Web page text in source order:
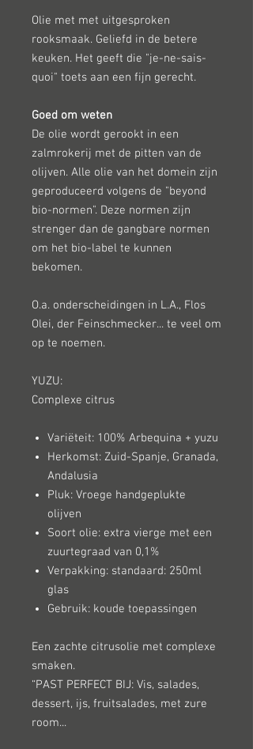
Olie met met uitgesproken
rooksmaak. Geliefd in de betere
keuken. Het geeft die "je-ne-sais-
quoi" toets aan een fijn gerecht.
Goed om weten
De olie wordt gerookt in een
zalmrokerij met de pitten van de
olijven. Alle olie van het domein zijn
geproduceerd volgens de "beyond
bio-normen". Deze normen zijn
strenger dan de gangbare normen
om het bio-label te kunnen
bekomen.
O.a. onderscheidingen in L.A., Flos
Olei, der Feinschmecker... te veel om
op te noemen.
YUZU:
Complexe citrus
Variëteit: 100% Arbequina + yuzu
Herkomst: Zuid-Spanje, Granada,
Andalusia
Pluk: Vroege handgeplukte
olijven
Soort olie: extra vierge met een
zuurtegraad van 0,1%
Verpakking: standaard: 250ml
glas
Gebruik: koude toepassingen
Een zachte citrusolie met complexe
smaken.
“PAST PERFECT BIJ: Vis, salades,
dessert, ijs, fruitsalades, met zure
room...